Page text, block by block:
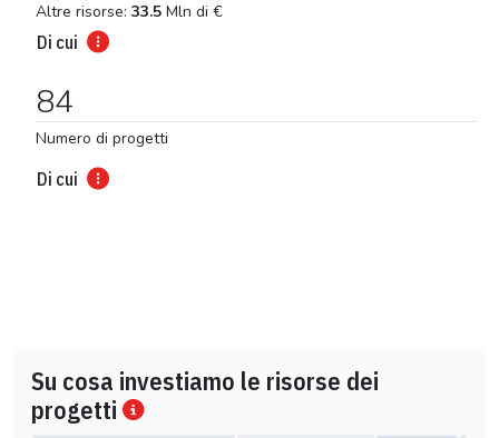
Altre risorse: 33.5 Mln di €
Di cui
84
Numero di progetti
Di cui
Su cosa investiamo le risorse dei
progetti